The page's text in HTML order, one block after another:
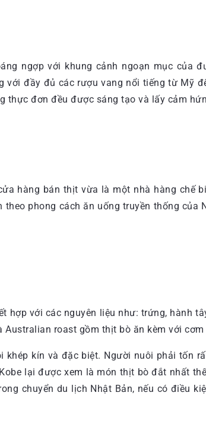
ngợp với khung cảnh ngoạn mục của
đầy đủ các rượu vang nổi tiếng từ Mỹ
đơn đều được sáng tạo và lấy cảm
hàng bán thịt vừa là một nhà hàng chế
phong cách ăn uống truyền thống của
hợp với các nguyên liệu như: trứng, hành
roast gồm thịt bò ăn kèm với
kín và đặc biệt. Người nuôi phải tốn
lại được xem là món thịt bò đắt nhất
chuyển du lịch Nhật Bản, nếu có điều